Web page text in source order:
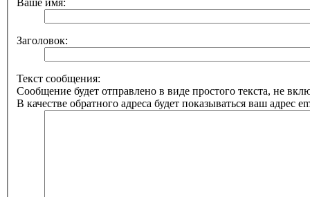
Заголовок:
Текст сообщения:
Сообщение будет отправлено в виде простого текста, не
В качестве обратного адреса будет показываться ваш адрес